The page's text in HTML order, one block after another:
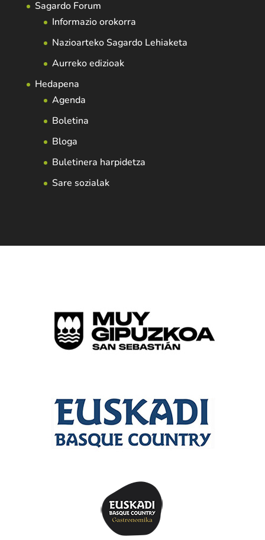
Sagardo Forum
Informazio orokorra
Nazioarteko Sagardo Lehiaketa
Aurreko edizioak
Hedapena
Agenda
Boletina
Bloga
Buletinera harpidetza
Sare sozialak